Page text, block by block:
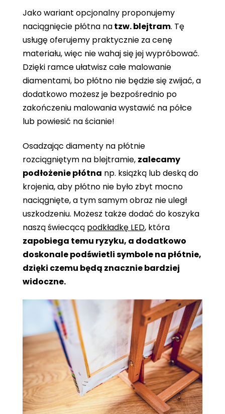
Jako wariant opcjonalny proponujemy
naciągnięcie płótna natzw. blejtram. Tę
usługę oferujemy praktycznie za cenę
materiału, więc nie wahaj się jej wypróbować.
Dzięki ramce ułatwisz całe malowanie
diamentami, bo płótno nie będzie się zwijać, a
dodatkowo możesz je bezpośrednio po
zakończeniu malowania wystawić na półce
lub powiesić na ścianie!
Osadzając diamenty na płótnie
rozciągniętym na blejtramie, zalecamy
podłożenie płótna np. książką lub deską do
krojenia, aby płótno nie było zbyt mocno
naciągnięte, a tym samym obraz nie uległ
uszkodzeniu. Możesz także dodać do koszyka
naszą świecącą podkładkę LED, która
zapobiega temu ryzyku, a dodatkowo
doskonale podświetli symbole na płótnie,
dzięki czemu będą znacznie bardziej
widoczne.